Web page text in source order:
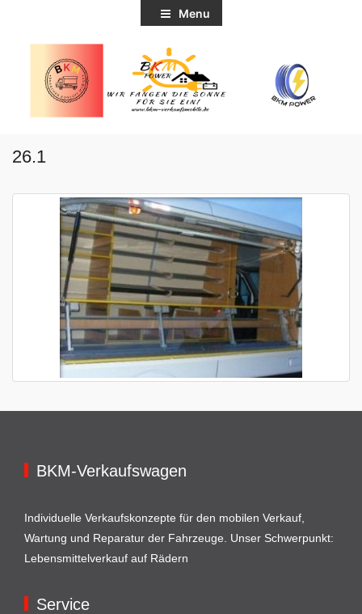
Menu
26.1
BKM-Verkaufswagen
Individuelle Verkaufskonzepte für den mobilen Verkauf,
Wartung und Reparatur der Fahrzeuge. Unser Schwerpunkt:
Lebensmittelverkauf auf Rädern
Service